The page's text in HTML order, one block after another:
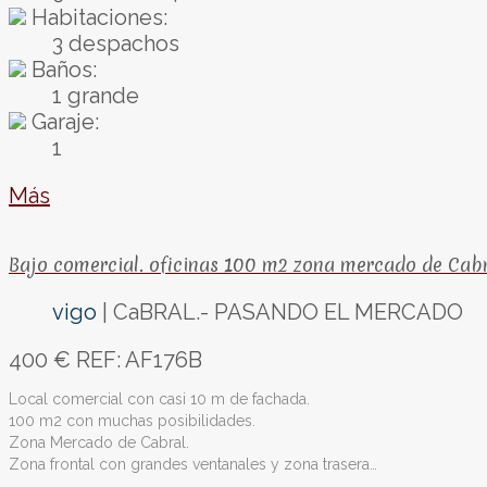
Habitaciones:
3 despachos
Baños:
1 grande
Garaje:
1
Más
Bajo comercial. oficinas 100 m2 zona mercado de
vigo | CaBRAL.- PASANDO EL MERCADO
400 € REF: AF176B
Local comercial con casi 10 m de fachada.
100 m2 con muchas posibilidades.
Zona Mercado de Cabral.
Zona frontal con grandes ventanales y zona trasera…